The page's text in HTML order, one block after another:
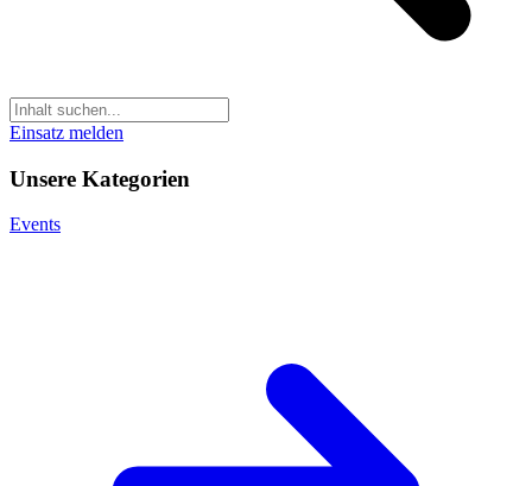
Einsatz melden
Unsere Kategorien
Events